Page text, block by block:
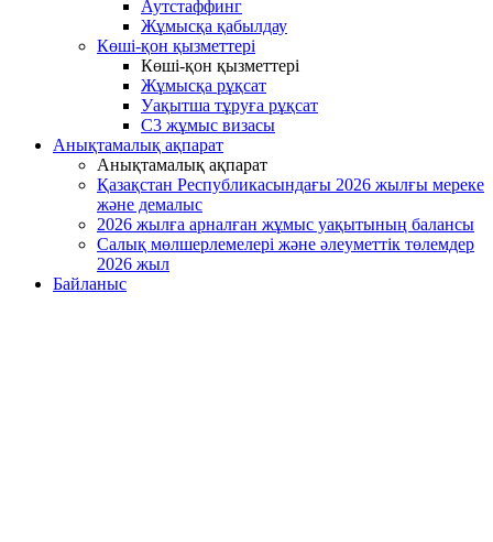
Аутстаффинг
Жұмысқа қабылдау
Көші-қон қызметтері
Көші-қон қызметтері
Жұмысқа рұқсат
Уақытша тұруға рұқсат
С3 жұмыс визасы
Анықтамалық ақпарат
Анықтамалық ақпарат
Қазақстан Республикасындағы 2026 жылғы мереке
және демалыс
2026 жылға арналған жұмыс уақытының балансы
Салық мөлшерлемелері және әлеуметтік төлемдер
2026 жыл
Байланыс